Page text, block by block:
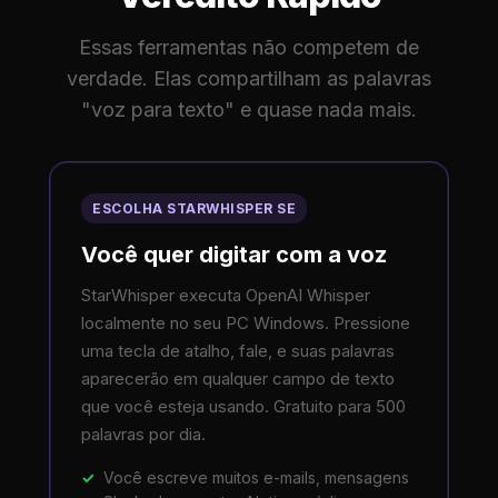
Essas ferramentas não competem de
verdade. Elas compartilham as palavras
"voz para texto" e quase nada mais.
ESCOLHA STARWHISPER SE
Você quer digitar com a voz
StarWhisper executa OpenAI Whisper
localmente no seu PC Windows. Pressione
uma tecla de atalho, fale, e suas palavras
aparecerão em qualquer campo de texto
que você esteja usando. Gratuito para 500
palavras por dia.
Você escreve muitos e-mails, mensagens